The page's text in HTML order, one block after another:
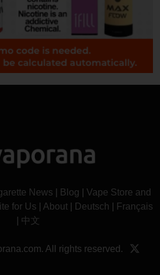
News Blog
Vape Store and
for Us About Deutsch
Français
中文
All rights reserved.